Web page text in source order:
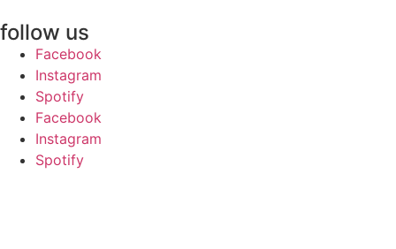
follow us
Facebook
Instagram
Spotify
Facebook
Instagram
Spotify